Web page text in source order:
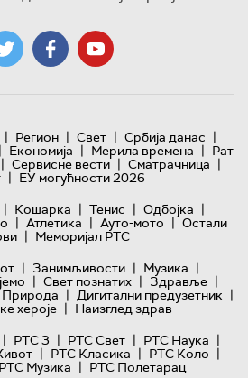
| Регион | Свет | Србија данас |
| Економија | Мерила времена | Рат
| Сервисне вести | Сматрачница |
| ЕУ могућности 2026
| Кошарка | Тенис | Одбојка |
| Атлетика | Ауто-мото | Остали
| Меморијал РТС
| Занимљивости | Музика |
| Свет познатих | Здравље |
Природа | Дигитални предузетник |
хероје | Наизглед здрав
| РТС 3 | РТС Свет | РТС Наука |
| РТС Класика | РТС Коло |
РТС Музика | РТС Полетарац